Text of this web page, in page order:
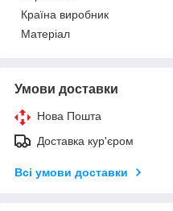
Країна виробник
Матеріал
Умови доставки
Нова Пошта
Доставка кур'єром
Всі умови доставки